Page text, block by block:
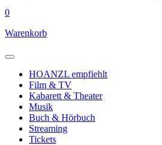
0
Warenkorb
HOANZL empfiehlt
Film & TV
Kabarett & Theater
Musik
Buch & Hörbuch
Streaming
Tickets